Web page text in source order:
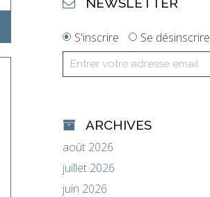
S'inscrire Se désinscrire
ARCHIVES
août 2026
juillet 2026
juin 2026